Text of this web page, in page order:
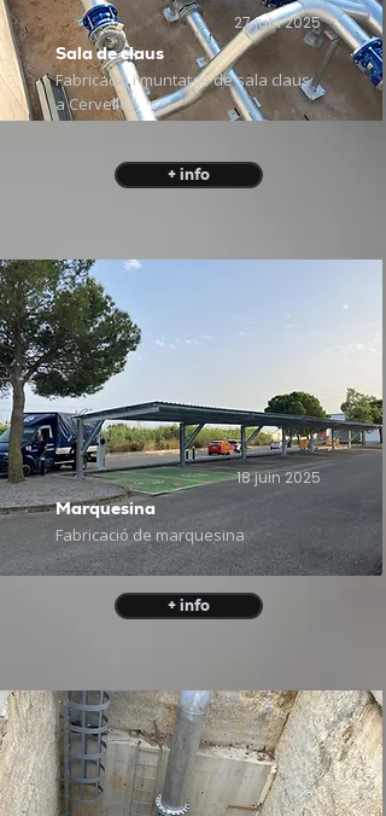
27 juin 2025
Sala de claus
Fabricació i muntatge de sala claus
a Cervelló
+ info
18 juin 2025
Marquesina
Fabricació de marquesina
+ info